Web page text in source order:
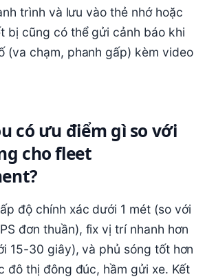
trình và lưu vào thẻ nhớ hoặc
bị cũng có thể gửi cảnh báo khi
(va chạm, phanh gấp) kèm video
có ưu điểm gì so với
cho fleet
độ chính xác dưới 1 mét (so với
đơn thuần), fix vị trí nhanh hơn
15-30 giây), và phủ sóng tốt hơn
đô thị đông đúc, hầm gửi xe. Kết